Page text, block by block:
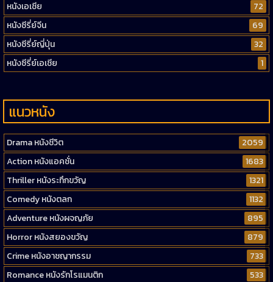
หนังเอเชีย
72
หนังซีรี่ย์จีน
69
หนังซีรี่ย์ญี่ปุ่น
32
หนังซีรี่ย์เอเชีย
1
แนวหนัง
Drama หนังชีวิต
2059
Action หนังแอคชั่น
1683
Thriller หนังระทึกขวัญ
1321
Comedy หนังตลก
1132
Adventure หนังผจญภัย
895
Horror หนังสยองขวัญ
879
Crime หนังอาชญากรรม
733
Romance หนังรักโรแมนติก
533